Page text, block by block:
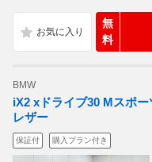
無
料
BMW
iX2 xドライブ30 Mスポ
レザー
保証付 購入プラン付き